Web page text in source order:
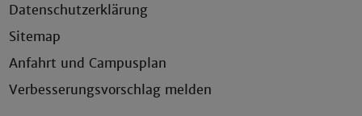
Datenschutzerklärung
Sitemap
Anfahrt und Campusplan
Verbesserungsvorschlag melden